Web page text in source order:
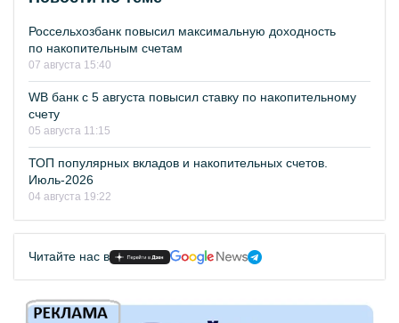
Россельхозбанк повысил максимальную доходность
по накопительным счетам
07 августа 15:40
WB банк с 5 августа повысил ставку по накопительному
счету
05 августа 11:15
ТОП популярных вкладов и накопительных счетов.
Июль-2026
04 августа 19:22
Читайте нас в